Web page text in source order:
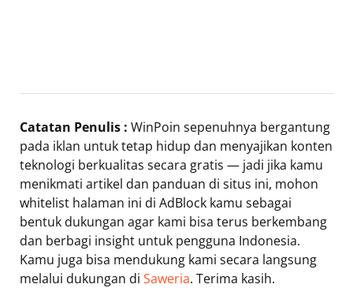
Catatan Penulis : WinPoin sepenuhnya bergantung
pada iklan untuk tetap hidup dan menyajikan konten
teknologi berkualitas secara gratis — jadi jika kamu
menikmati artikel dan panduan di situs ini, mohon
whitelist halaman ini di AdBlock kamu sebagai
bentuk dukungan agar kami bisa terus berkembang
dan berbagi insight untuk pengguna Indonesia.
Kamu juga bisa mendukung kami secara langsung
melalui dukungan di Saweria. Terima kasih.